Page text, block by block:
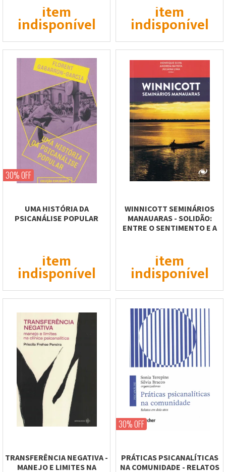
item
indisponível
item
indisponível
30% OFF
UMA HISTÓRIA DA
PSICANÁLISE POPULAR
item
indisponível
WINNICOTT SEMINÁRIOS
MANAUARAS - SOLIDÃO:
ENTRE O SENTIMENTO E A
item
indisponível
TRANSFERÊNCIA NEGATIVA -
MANEJO E LIMITES NA
30% OFF
PRÁTICAS PSICANALÍTICAS
NA COMUNIDADE - RELATOS